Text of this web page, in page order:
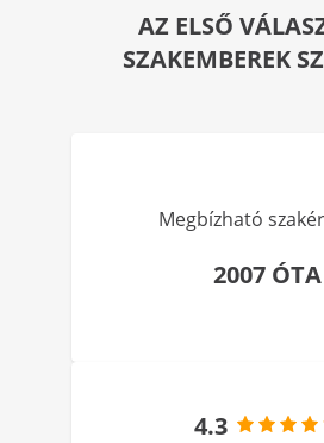
AZ ELSŐ
SZAKEMBEREK
Megbízható
2007 ÓTA
4.3